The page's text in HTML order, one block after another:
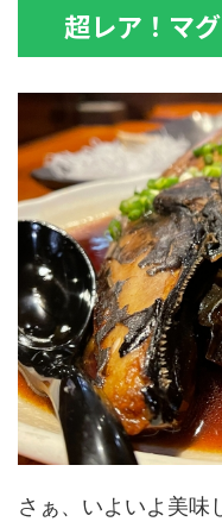
超レア！マ
さぁ、いよいよ美味